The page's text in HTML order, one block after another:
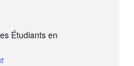
Étudiants en